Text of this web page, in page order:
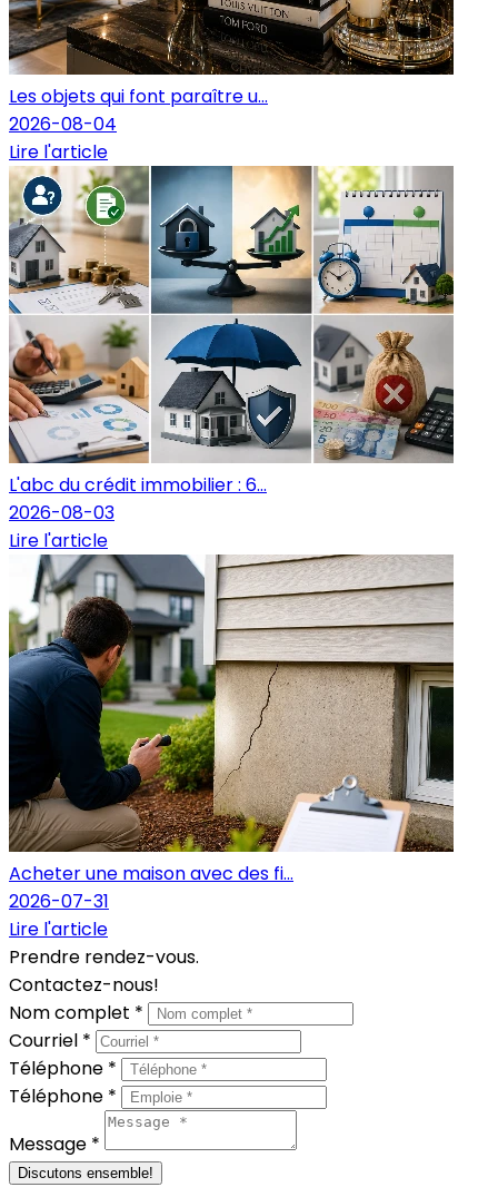
Les objets qui font paraître u...
2026-08-04
Lire l'article
L'abc du crédit immobilier : 6...
2026-08-03
Lire l'article
Acheter une maison avec des fi...
2026-07-31
Lire l'article
Prendre rendez-vous.
Contactez-nous!
Nom complet *
Courriel *
Téléphone *
Téléphone *
Message *
Discutons ensemble!